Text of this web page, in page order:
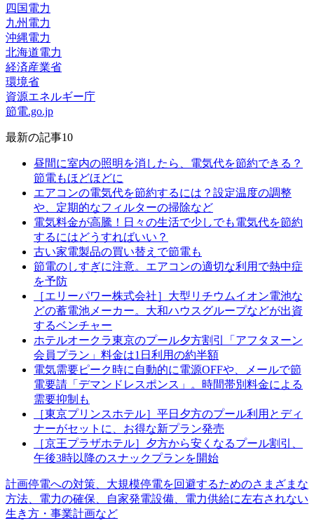
四国電力
九州電力
沖縄電力
北海道電力
経済産業省
環境省
資源エネルギー庁
節電.go.jp
最新の記事10
昼間に室内の照明を消したら、電気代を節約できる？
節電もほどほどに
エアコンの電気代を節約するには？設定温度の調整
や、定期的なフィルターの掃除など
電気料金が高騰！日々の生活で少しでも電気代を節約
するにはどうすればいい？
古い家電製品の買い替えで節電も
節電のしすぎに注意。エアコンの適切な利用で熱中症
を予防
［エリーパワー株式会社］大型リチウムイオン電池な
どの蓄電池メーカー。大和ハウスグループなどが出資
するベンチャー
ホテルオークラ東京のプール夕方割引「アフタヌーン
会員プラン」料金は1日利用の約半額
電気需要ピーク時に自動的に電源OFFや、メールで節
電要請「デマンドレスポンス」。時間帯別料金による
需要抑制も
［東京プリンスホテル］平日夕方のプール利用とディ
ナーがセットに、お得な新プラン発売
［京王プラザホテル］夕方から安くなるプール割引、
午後3時以降のスナックプランを開始
計画停電への対策、大規模停電を回避するためのさまざまな
方法、電力の確保、自家発電設備、電力供給に左右されない
生き方・事業計画など